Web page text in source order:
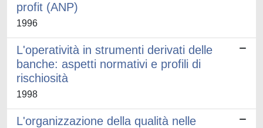
profit (ANP)
1996
L'operatività in strumenti derivati delle
banche: aspetti normativi e profili di
rischiosità
1998
L'organizzazione della qualità nelle